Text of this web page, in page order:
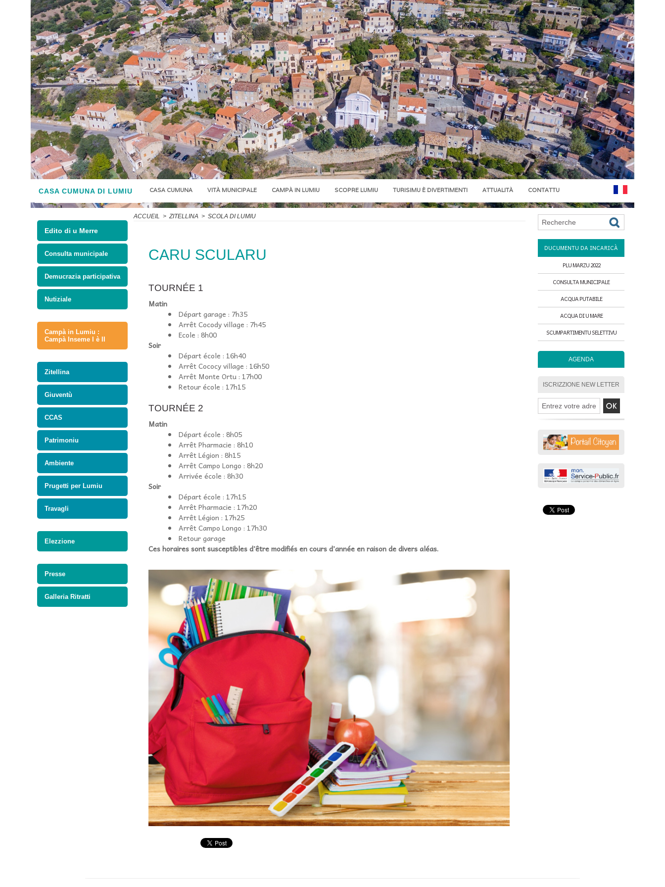
CASA CUMUNA DI LUMIU CASA CUMUNA VITÀ MUNICIPALE CAMPÀ IN LUMIU SCOPRE LUMIU TURISIMU È DIVERTIMENTI ATTUALITÀ CONTATTU
Edito di u Merre
Consulta municipale
Demucrazia participativa
Nutiziale
Campà in Lumiu :
Campà Inseme I è II
Zitellina
Giuventù
CCAS
Patrimoniu
Ambiente
Prugetti per Lumiu
Travagli
Elezzione
Presse
Galleria Ritratti
ACCUEIL > ZITELLINA > SCOLA DI LUMIU
CARU SCULARU
TOURNÉE 1
Matin
Départ garage : 7h35
Arrêt Cocody village : 7h45
Ecole : 8h00
Soir
Départ école : 16h40
Arrêt Cococy village : 16h50
Arrêt Monte Ortu : 17h00
Retour école : 17h15
TOURNÉE 2
Matin
Départ école : 8h05
Arrêt Pharmacie : 8h10
Arrêt Légion : 8h15
Arrêt Campo Longo : 8h20
Arrivée école : 8h30
Soir
Départ école : 17h15
Arrêt Pharmacie : 17h20
Arrêt Légion : 17h25
Arrêt Campo Longo : 17h30
Retour garage
Ces horaires sont susceptibles d’être modifiés en cours d’année en raison de divers aléas.
DUCUMENTU DA INCARICÀ
PLU MARZU 2022
CONSULTA MUNICIPALE
ACQUA PUTABILE
ACQUA DI U MARE
SCUMPARTIMENTU SELETTIVU
AGENDA
ISCRIZZIONE NEW LETTER